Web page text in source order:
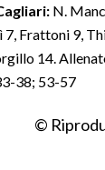
N.
Frattoni 9,
14.
38; 53-57
©